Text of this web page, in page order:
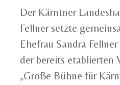
Der Kärntner
Fellner setzte
Ehefrau Sandra
der bereits etablierten
„Große Bühne für